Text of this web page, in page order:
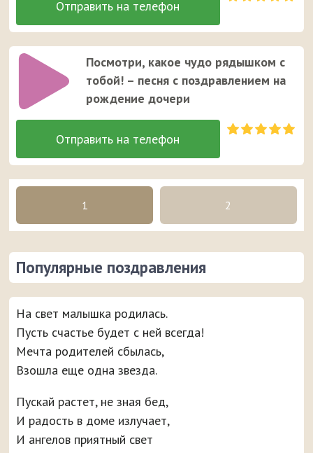
Посмотри, какое чудо рядышком с
тобой! – песня с поздравлением на
рождение дочери
1 2
Популярные поздравления
На свет малышка родилась.
Пусть счастье будет с ней всегда!
Мечта родителей сбылась,
Взошла еще одна звезда.
Пускай растет, не зная бед,
И радость в доме излучает,
И ангелов приятный свет